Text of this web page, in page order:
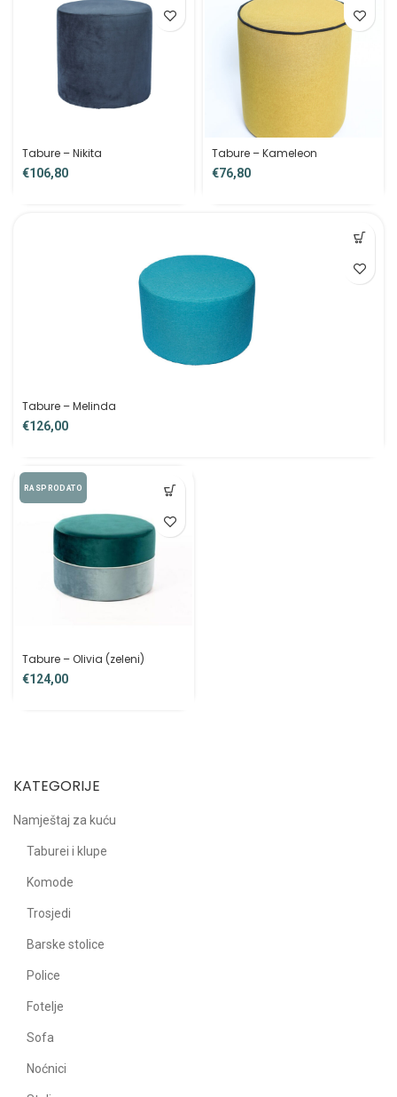
KATEGORIJE
Namještaj za kuću
Taburei i klupe
Komode
Trosjedi
Barske stolice
Police
Fotelje
Sofa
Noćnici
Tabure – Nikita
€
Tabure – Kameleon
€
Tabure – Melinda
€
RASPRODATO
Tabure – Olivia (zeleni)
€